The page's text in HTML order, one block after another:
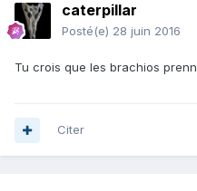
caterpillar
Posté(e) 28 juin 2016
Tu crois que les brachios
Citer